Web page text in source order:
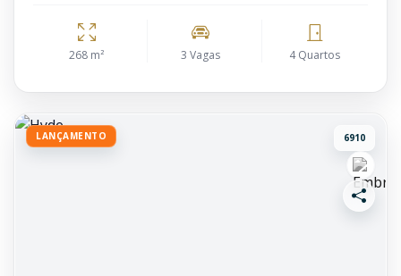
268 m² 3 Vagas 4 Quartos
LANÇAMENTO 6910